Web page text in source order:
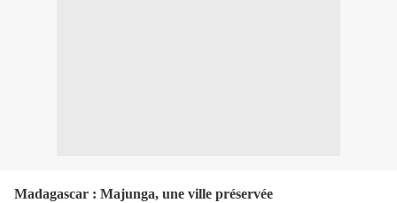
Madagascar : Majunga, une ville préservée